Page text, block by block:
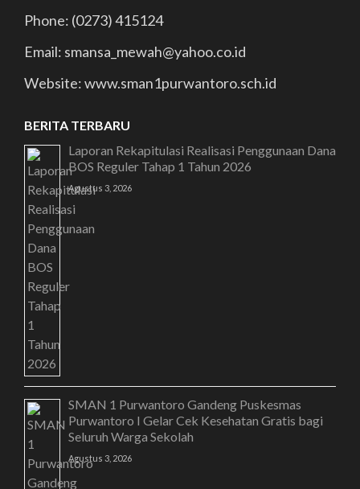
Phone: (0273) 415124
Email: smansa_mewah@yahoo.co.id
Website: www.sman1purwantoro.sch.id
BERITA TERBARU
Laporan Rekapitulasi Realisasi Penggunaan Dana
BOS Reguler Tahap 1 Tahun 2026
Agustus 3, 2026
SMAN 1 Purwantoro Gandeng Puskesmas
Purwantoro I Gelar Cek Kesehatan Gratis bagi
Seluruh Warga Sekolah
Agustus 3, 2026